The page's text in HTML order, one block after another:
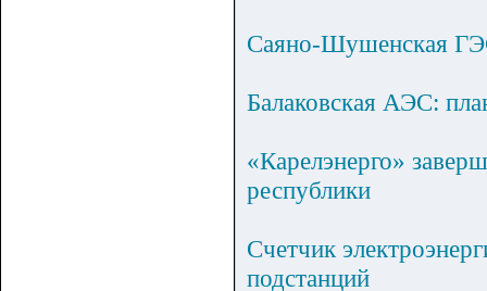
Саяно-Шушенская
Балаковская АЭС:
«Карелэнерго»
республики
Счетчик
подстанций